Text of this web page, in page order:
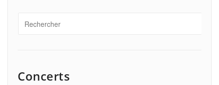
Concerts